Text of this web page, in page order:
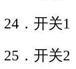
24 ．开关1
25 ．开关2